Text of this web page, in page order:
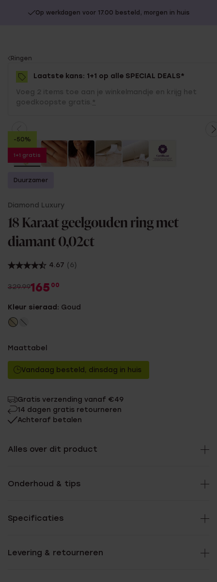
Op werkdagen voor 17.00 besteld, morgen in huis
You
are
here:
Ringen
Laatste kans: 1+1 op alle SPECIAL DEALS*
Voeg 2 items toe aan je winkelmandje en krijg het
goedkoopste gratis. *
-50%
1+1 gratis
Duurzamer
Diamond Luxury
18 Karaat geelgouden ring met
diamant 0,02ct
4.67 (6)
329.99165 00
Kleur sieraad: Goud
Maattabel
Vandaag besteld, dinsdag in huis
Gratis verzending vanaf €49
14 dagen gratis retourneren
Achteraf betalen
Alles over dit product
Onderhoud & tips
Specificaties
Levering & retourneren